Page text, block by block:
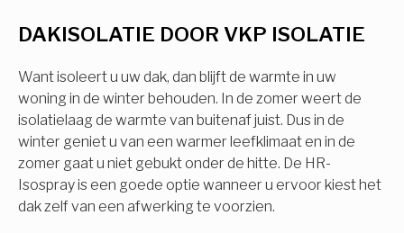
DAKISOLATIE DOOR VKP ISOLATIE
Want isoleert u uw dak, dan blijft de warmte in uw
woning in de winter behouden. In de zomer weert de
isolatielaag de warmte van buitenaf juist. Dus in de
winter geniet u van een warmer leefklimaat en in de
zomer gaat u niet gebukt onder de hitte. De HR-
Isospray is een goede optie wanneer u ervoor kiest het
dak zelf van een afwerking te voorzien.